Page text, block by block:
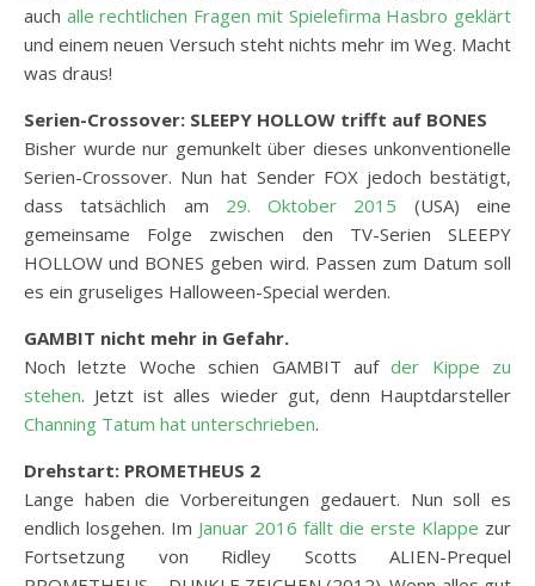
auch alle rechtlichen Fragen mit Spielefirma Hasbro geklärt
und einem neuen Versuch steht nichts mehr im Weg. Macht
was draus!
Serien-Crossover: SLEEPY HOLLOW trifft auf BONES
Bisher wurde nur gemunkelt über dieses unkonventionelle
Serien-Crossover. Nun hat Sender FOX jedoch bestätigt,
dass tatsächlich am 29. Oktober 2015 (USA) eine
gemeinsame Folge zwischen den TV-Serien SLEEPY
HOLLOW und BONES geben wird. Passen zum Datum soll
es ein gruseliges Halloween-Special werden.
GAMBIT nicht mehr in Gefahr.
Noch letzte Woche schien GAMBIT aufder Kippe zu
stehen. Jetzt ist alles wieder gut, denn Hauptdarsteller
Channing Tatum hat unterschrieben.
Drehstart: PROMETHEUS 2
Lange haben die Vorbereitungen gedauert. Nun soll es
endlich losgehen. Im Januar 2016 fällt die erste Klappe zur
Fortsetzung von Ridley Scotts ALIEN-Prequel